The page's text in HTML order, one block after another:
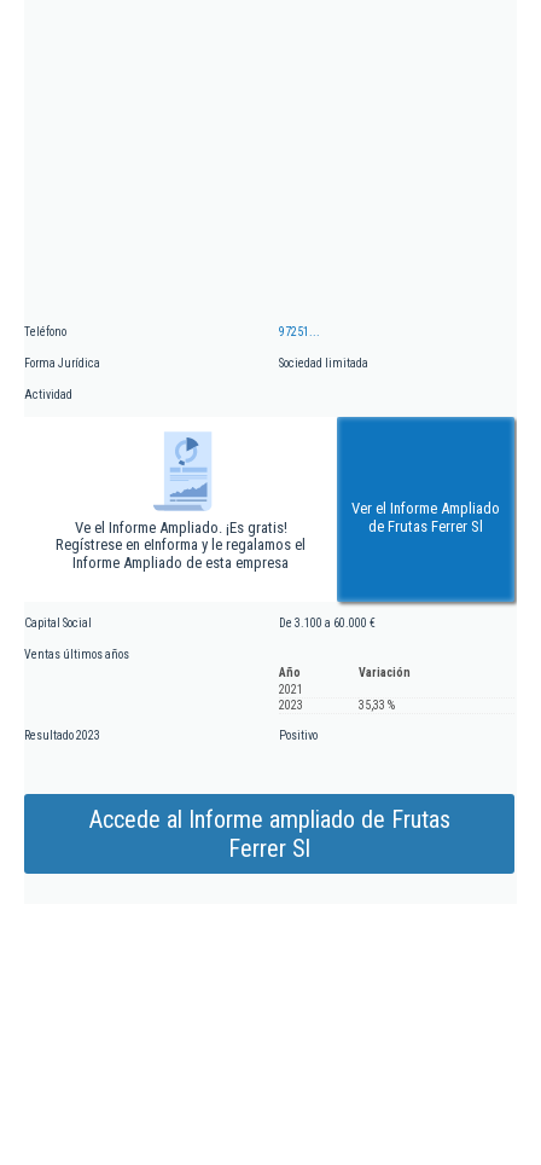
Teléfono 97251...
Forma Jurídica Sociedad limitada
Actividad
Ve el Informe Ampliado. ¡Es gratis!
Regístrese en eInforma y le regalamos el
Informe Ampliado de esta empresa
Ver el Informe Ampliado
de Frutas Ferrer Sl
Capital Social De 3.100 a 60.000 €
Ventas últimos años
Año
Variación
2021
2023
35,33 %
Resultado 2023 Positivo
Accede al Informe ampliado de Frutas
Ferrer Sl